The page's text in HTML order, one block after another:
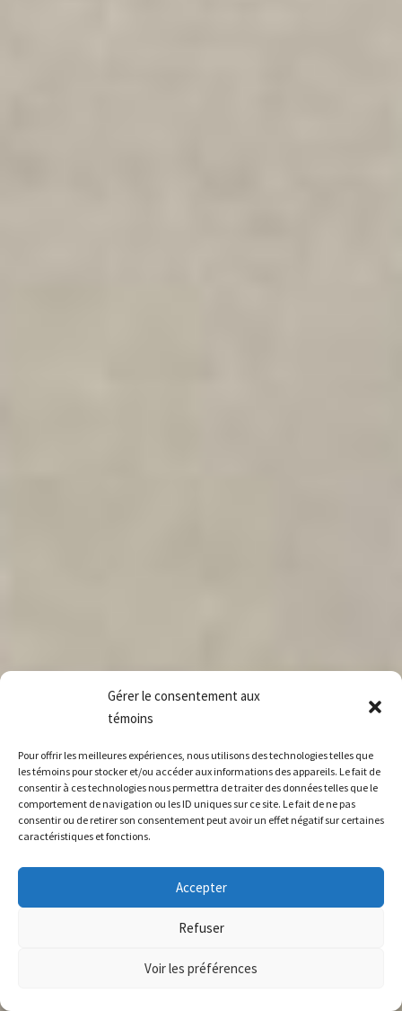
Gérer le consentement aux
témoins
Pour offrir les meilleures expériences, nous utilisons des technologies telles que
les témoins pour stocker et/ou accéder aux informations des appareils. Le fait de
consentir à ces technologies nous permettra de traiter des données telles que le
comportement de navigation ou les ID uniques sur ce site. Le fait de ne pas
consentir ou de retirer son consentement peut avoir un effet négatif sur certaines
caractéristiques et fonctions.
Accepter
Refuser
Voir les préférences